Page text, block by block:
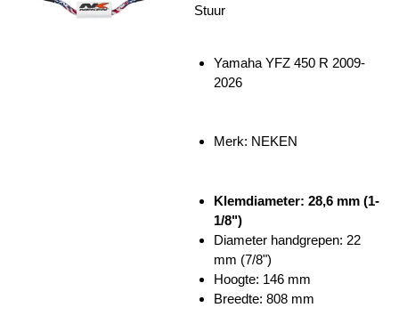
Stuur
Yamaha YFZ 450 R 2009-
2026
Merk: NEKEN
Klemdiameter: 28,6 mm (1-
1/8")
Diameter handgrepen: 22
mm (7/8")
Hoogte: 146 mm
Breedte: 808 mm